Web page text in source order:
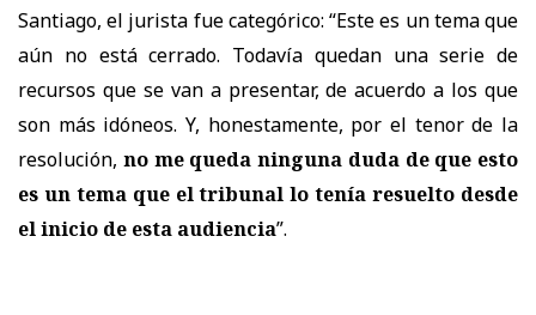
Santiago, el jurista fue categórico: “Este es un tema que
aún no está cerrado. Todavía quedan una serie de
recursos que se van a presentar, de acuerdo a los que
son más idóneos. Y, honestamente, por el tenor de la
resolución, no me queda ninguna duda de que esto
es un tema que el tribunal lo tenía resuelto desde
el inicio de esta audiencia”.